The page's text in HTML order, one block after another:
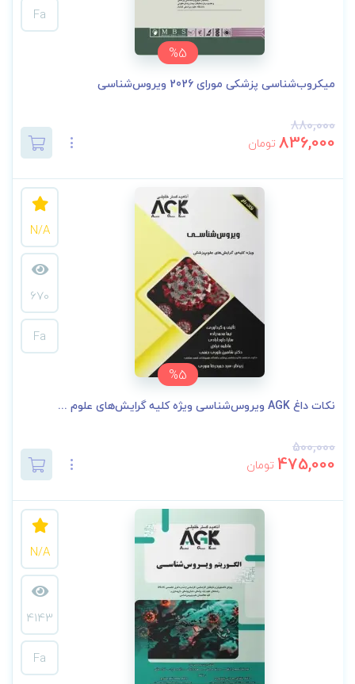
%5
Fa
میکروب‌شناسی پزشکی مورای 2026 ویروس‌شناسی
880,000
836,000 تومان
%5
N/A
670
Fa
نکات داغ AGK ویروس‌شناسی ویژه کلیه گرایش‌های علوم ...
500,000
475,000 تومان
N/A
4143
Fa